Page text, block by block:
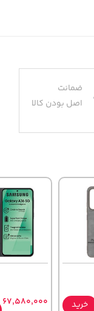
ضمانت
اصل بودن کالا
خرید
67,580,000